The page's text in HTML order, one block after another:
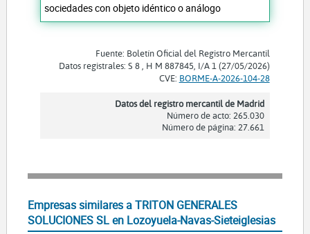
sociedades con objeto idéntico o análogo
Fuente: Boletín Oficial del Registro Mercantil
Datos registrales: S 8 , H M 887845, I/A 1 (27/05/2026)
CVE: BORME-A-2026-104-28
Datos del registro mercantil de Madrid
Número de acto: 265.030
Número de página: 27.661
Empresas similares a TRITON GENERALES
SOLUCIONES SL en Lozoyuela-Navas-Sieteiglesias